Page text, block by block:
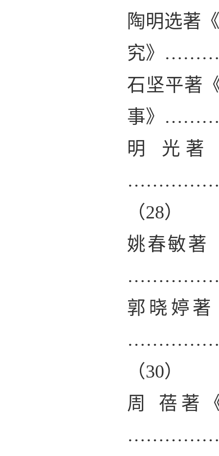
陶明选著
究》
石坚平著
事》
明 光著
（28）
姚春敏著
郭晓婷
（30）
周 蓓著